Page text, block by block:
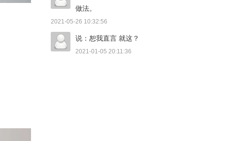
做法。
2021-05-26 10:32:56
说：恕我直言 就这？
2021-01-05 20:11:36